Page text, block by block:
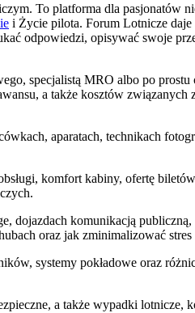
To platforma dla pasjonatów
i Życie pilota. Forum Lotnicze daje
odpowiedzi, opisywać swoje
specjalistą MRO albo po prostu
a także kosztów związanych
aparatach, technikach
komfort kabiny, ofertę
dojazdach komunikacją
oraz jak zminimalizować stres
systemy pokładowe oraz
a także wypadki lotnicze,